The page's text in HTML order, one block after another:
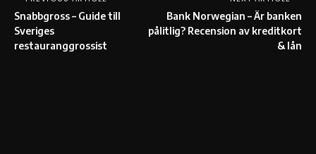
Snabbgross – Guide till
Sveriges
restauranggrossist
Bank Norwegian – Är banken
pålitlig? Recension av kreditkort
& lån